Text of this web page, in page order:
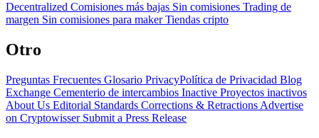
Decentralized Comisiones más bajas Sin comisiones Trading de
margen Sin comisiones para makerTiendas cripto
Otro
Preguntas Frecuentes Glosario PrivacyPolítica de Privacidad Blog
Exchange Cementerio de intercambios Inactive Proyectos inactivos
About Us Editorial Standards Corrections & Retractions Advertise
on Cryptowisser Submit a Press Release